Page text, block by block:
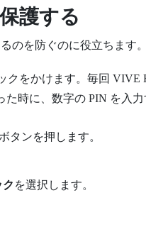
護する
のを防ぐのに役立ちます。
クをかけます。毎回 VIVE
時に、数字の PIN を入力
ボタンを押します。
を選択します。